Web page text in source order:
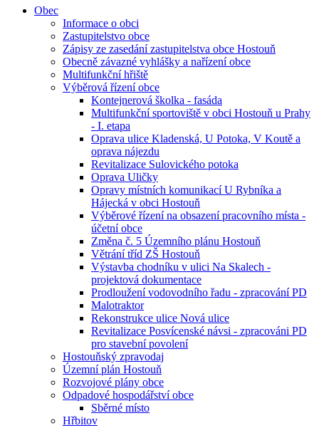
Obec
Informace o obci
Zastupitelstvo obce
Zápisy ze zasedání zastupitelstva obce Hostouň
Obecně závazné vyhlášky a nařízení obce
Multifunkční hřiště
Výběrová řízení obce
Kontejnerová školka - fasáda
Multifunkční sportoviště v obci Hostouň u Prahy
- I. etapa
Oprava ulice Kladenská, U Potoka, V Koutě a
oprava nájezdu
Revitalizace Sulovického potoka
Oprava Uličky
Opravy místních komunikací U Rybníka a
Hájecká v obci Hostouň
Výběrové řízení na obsazení pracovního místa -
účetní obce
Změna č. 5 Územního plánu Hostouň
Větrání tříd ZŠ Hostouň
Výstavba chodníku v ulici Na Skalech -
projektová dokumentace
Prodloužení vodovodního řadu - zpracování PD
Malotraktor
Rekonstrukce ulice Nová ulice
Revitalizace Posvícenské návsi - zpracováni PD
pro stavební povolení
Hostouňský zpravodaj
Územní plán Hostouň
Rozvojové plány obce
Odpadové hospodářství obce
Sběrné místo
Hřbitov